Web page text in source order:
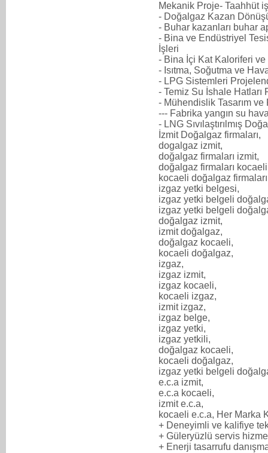
Mekanik Proje- Taahhüt
- Doğalgaz Kazan
- Buhar kazanları buhar
- Bina ve Endüstriyel
İşleri
- Bina İçi Kat Kaloriferi ve
- Isıtma, Soğutma ve
- LPG Sistemleri
- Temiz Su İshale Hatları
- Mühendislik Tasarım ve
--- Fabrika yangın su
- LNG Sıvılaştırılmış
İzmit Doğalgaz firmaları,
dogalgaz izmit,
doğalgaz firmaları izmit,
doğalgaz firmaları
kocaeli doğalgaz
izgaz yetki belgesi,
izgaz yetki belgeli
izgaz yetki belgeli
doğalgaz izmit,
izmit doğalgaz,
doğalgaz kocaeli,
kocaeli doğalgaz,
izgaz,
izgaz izmit,
izgaz kocaeli,
kocaeli izgaz,
izmit izgaz,
izgaz belge,
izgaz yetki,
izgaz yetkili,
doğalgaz kocaeli,
kocaeli doğalgaz,
izgaz yetki belgeli
e.c.a izmit,
e.c.a kocaeli,
izmit e.c.a,
kocaeli e.c.a, Her Marka
+ Deneyimli ve kalifiye
+ Güleryüzlü servis
+ Enerji tasarrufu